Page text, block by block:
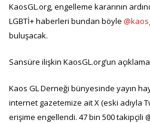
KaosGL.org, engelleme kararının
LGBTİ+ haberleri bundan böyle
buluşacak.
Sansüre ilişkin KaosGL.org’un
Kaos GL Derneği bünyesinde yayın
internet gazetemize ait X (eski adıyla
erişime engellendi. 47 bin 500 takipçili